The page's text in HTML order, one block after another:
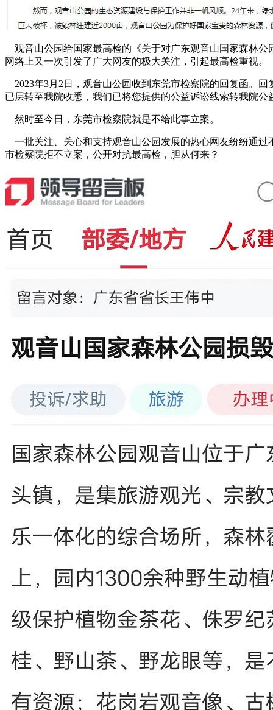
观音山公园给国家最高检的《关于对广东观音山国家森林公
网络上又一次引发了广大网友的极大关注，引起最高检重视。
2023年3月2日，观音山公园收到东莞市检察院的回复函。
已层转至我院收悉，我们已将您提供的公益诉讼线索转我院
然时至今日，东莞市检察院就是不给此事立案。
一批关注、关心和支持观音山公园发展的热心网友纷纷通过
市检察院拒不立案，公开对抗最高检，胆从何来？